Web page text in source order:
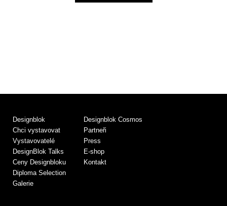
Designblok
Chci vystavovat
Vystavovatelé
DesignBlok Talks
Ceny Designbloku
Diploma Selection
Galerie
Designblok Cosmos
Partneři
Press
E-shop
Kontakt